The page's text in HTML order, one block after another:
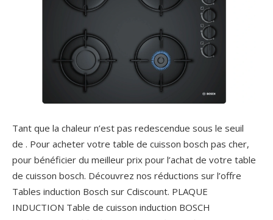
Tant que la chaleur n’est pas redescendue sous le seuil
de . Pour acheter votre table de cuisson bosch pas cher,
pour bénéficier du meilleur prix pour l’achat de votre table
de cuisson bosch. Découvrez nos réductions sur l’offre
Tables induction Bosch sur Cdiscount. PLAQUE
INDUCTION Table de cuisson induction BOSCH